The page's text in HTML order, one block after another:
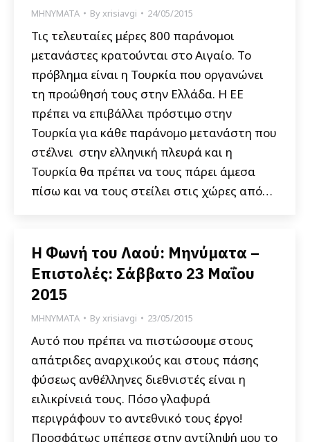
ΜΗΝΥΜΑΤΑ Byxrisiavgi 24/05/2015
Τις τελευταίες μέρες 800 παράνομοι
μετανάστες κρατούνται στο Αιγαίο. Το
πρόβλημα είναι η Τουρκία που οργανώνει
τη προώθησή τους στην Ελλάδα. Η ΕΕ
πρέπει να επιβάλλει πρόστιμο στην
Τουρκία για κάθε παράνομο μετανάστη που
στέλνει στην ελληνική πλευρά και η
Τουρκία θα πρέπει να τους πάρει άμεσα
πίσω και να τους στείλει στις χώρες από…
Η Φωνή του Λαού: Μηνύματα –
Επιστολές: Σάββατο 23 Μαΐου
2015
ΜΗΝΥΜΑΤΑ Byxrisiavgi 23/05/2015
Αυτό που πρέπει να πιστώσουμε στους
απάτριδες αναρχικούς και στους πάσης
φύσεως ανθέλληνες διεθνιστές είναι η
ειλικρίνειά τους. Πόσο γλαφυρά
περιγράφουν το αντεθνικό τους έργο!
Προσφάτως υπέπεσε στην αντίληψή μου το